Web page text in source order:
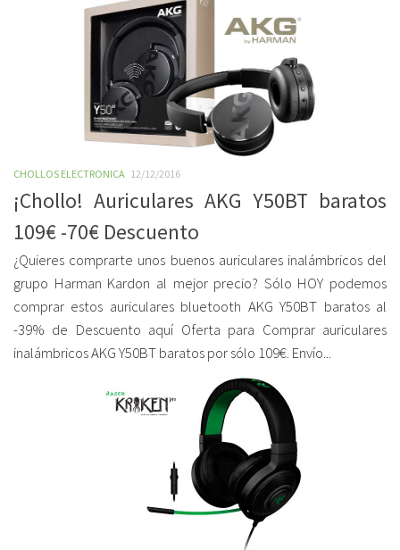
CHOLLOS ELECTRONICA 12/12/2016
¡Chollo! Auriculares AKG Y50BT baratos
109€ -70€ Descuento
¿Quieres comprarte unos buenos auriculares inalámbricos del
grupo Harman Kardon al mejor precio? Sólo HOY podemos
comprar estos auriculares bluetooth AKG Y50BT baratos al
-39% de Descuento aquí Oferta para Comprar auriculares
inalámbricos AKG Y50BT baratos por sólo 109€. Envío...